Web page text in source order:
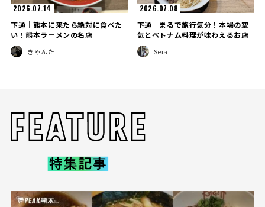
2026.07.14
下通｜熊本に来たら絶対に食べた
い！熊本ラーメンの名店
きゃんた
2026.07.08
下通｜まるで旅行気分！本場の空
気とベトナム料理が味わえるお店
Seia